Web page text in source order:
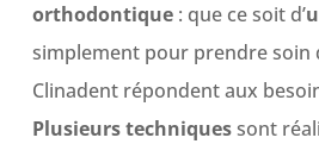
orthodontique: que ce soit d’
simplement pour prendre soin
Clinadent répondent aux
Plusieurs techniquessont